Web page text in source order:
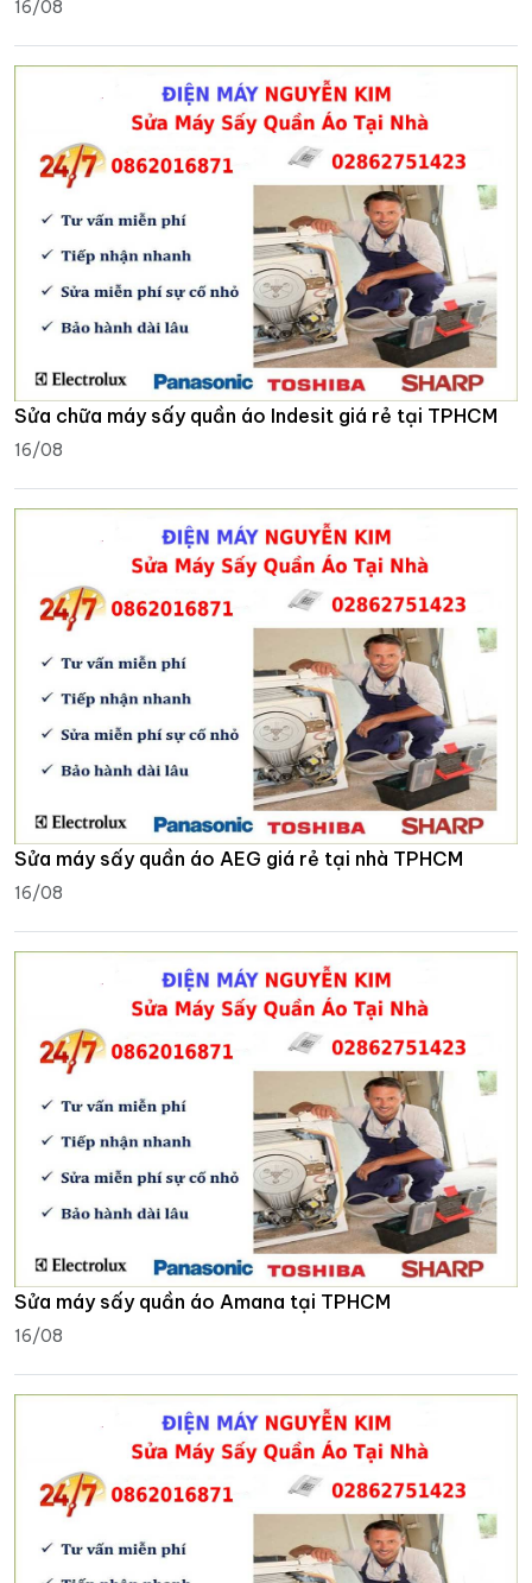
16/08
Sửa chữa máy sấy quần áo Indesit giá rẻ tại TPHCM
16/08
Sửa máy sấy quần áo AEG giá rẻ tại nhà TPHCM
16/08
Sửa máy sấy quần áo Amana tại TPHCM
16/08